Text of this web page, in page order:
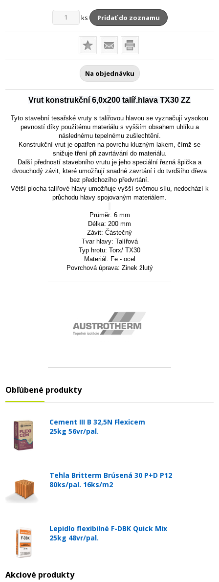
ks Pridať do zoznamu
Na objednávku
Vrut konstrukční 6,0x200 talíř.hlava TX30 ZZ
Tyto stavební tesařské vruty s talířovou hlavou se vyznačují vysokou
pevností díky použitému materiálu s vyšším obsahem uhlíku a
následnému tepelnému zušlechtění.
Konstrukční vrut je opatřen na povrchu kluzným lakem, čímž se
snižuje tření při zavrtávání do materiálu.
Další předností stavebního vrutu je jeho speciální řezná špička a
dvouchodý závit, které umožňují snadné zavrtání i do tvrdšího dřeva
bez předchozího předvrtání.
Větší plocha talířové hlavy umožňuje vyšší svěrnou sílu, nedochází k
průchodu hlavy spojovaným materiálem.
Průměr: 6 mm
Délka: 200 mm
Závit: Částečný
Tvar hlavy: Talířová
Typ hrotu: Torx/ TX30
Materiál: Fe - ocel
Povrchová úprava: Zinek žlutý
Obľúbené produkty
Cement III B 32,5N Flexicem
25kg 56vr/pal.
Tehla Britterm Brúsená 30 P+D P12
80ks/pal. 16ks/m2
Lepidlo flexibilné F-DBK Quick Mix
25kg 48vr/pal.
Akciové produkty